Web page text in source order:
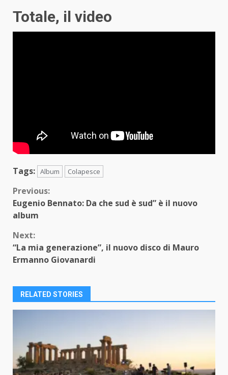
Totale, il video
Tags: Album Colapesce
Continue
Reading
Previous:
Eugenio Bennato: Da che sud è sud” è il nuovo
album
Next:
“La mia generazione”, il nuovo disco di Mauro
Ermanno Giovanardi
RELATED STORIES